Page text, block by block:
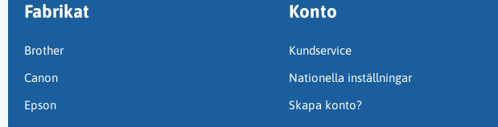
Fabrikat
Brother
Canon
Epson
Konto
Kundservice
Nationella inställningar
Skapa konto?